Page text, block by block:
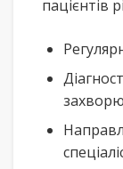
пацієнтів